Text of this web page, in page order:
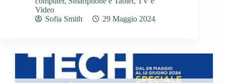
Video
Sofia Smith
29 Maggio 2024